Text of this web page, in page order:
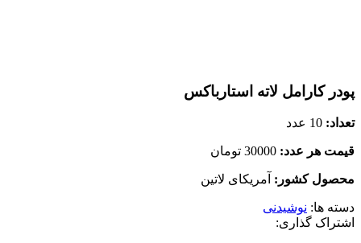
پودر کارامل لاته استارباکس
تعداد: 10 عدد
قیمت هر عدد:
محصول کشور: آمریکای لاتین
دسته ها: نوشیدنی
اشتراک گذاری: